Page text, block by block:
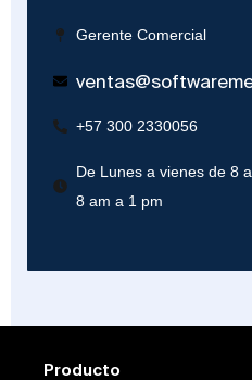
Gerente Comercial
+57 300 2330056
De Lunes a vienes de 8
8 am a 1 pm
Producto